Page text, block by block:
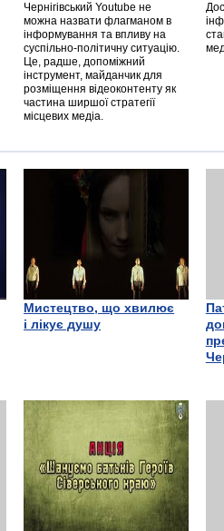
Чернігівський Youtube не
можна назвати флагманом в
інформування та впливу на
суспільно-політичну ситуацію.
Це, радше, допоміжний
інструмент, майданчик для
розміщення відеоконтенту як
частина ширшої стратегії
місцевих медіа.
Мистецтво, що хвилює
і лікує душу